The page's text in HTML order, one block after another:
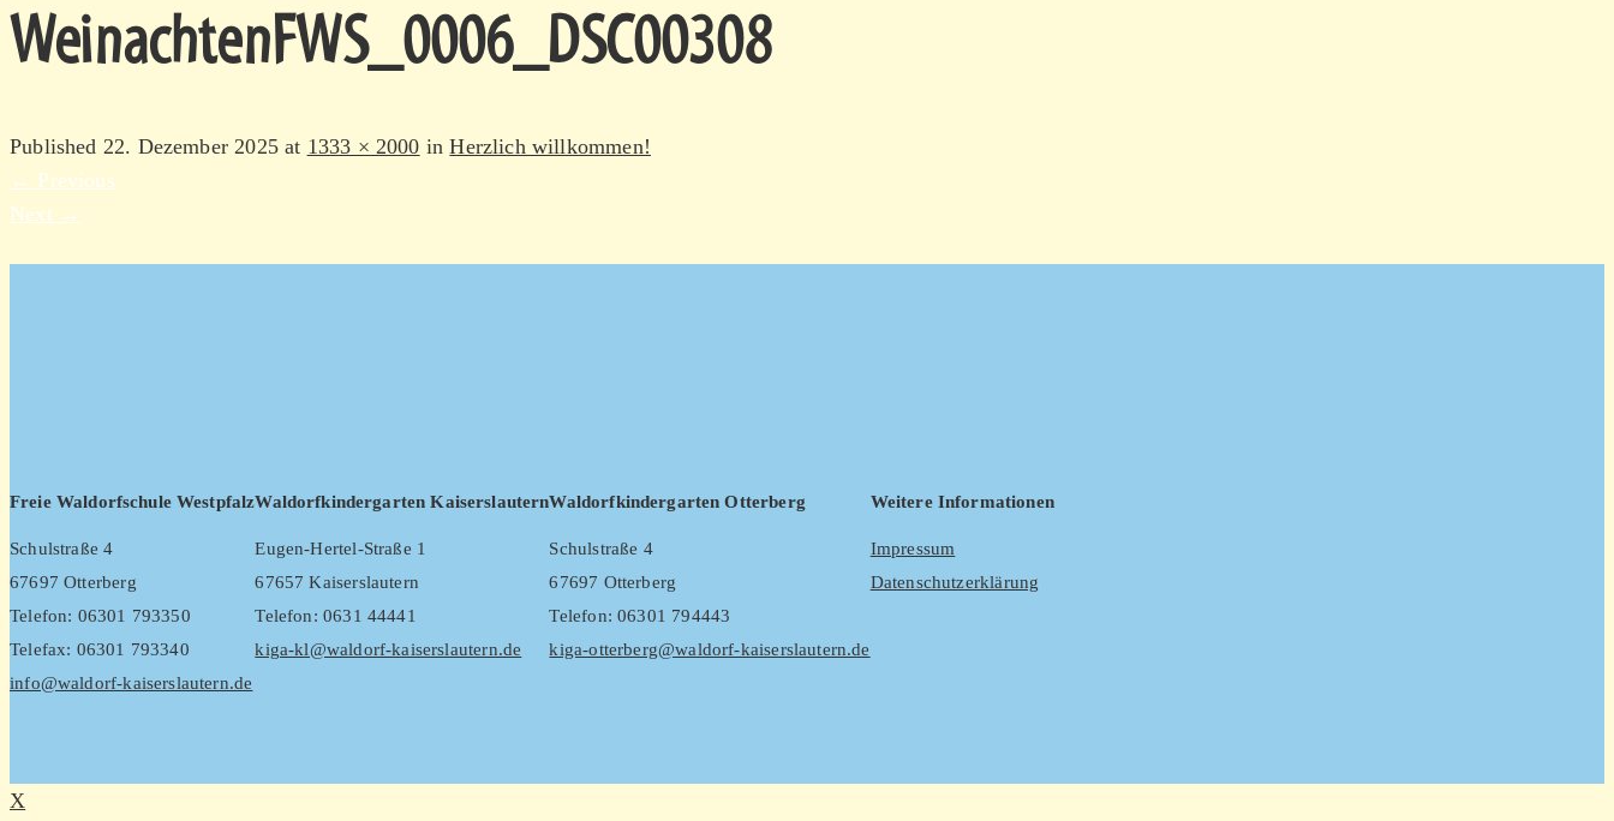
WeinachtenFWS_0006_DSC00308
Published 22. Dezember 2025at 1333 × 2000 inHerzlich willkommen!
← Previous
Next →
Freie Waldorfschule Westpfalz
Schulstraße 4
67697 Otterberg
Telefon: 06301 793350
Telefax: 06301 793340
info@waldorf-kaiserslautern.de
Waldorfkindergarten Kaiserslautern
Eugen-Hertel-Straße 1
67657 Kaiserslautern
Telefon: 0631 44441
kiga-kl@waldorf-kaiserslautern.de
Waldorfkindergarten Otterberg
Schulstraße 4
67697 Otterberg
Telefon: 06301 794443
kiga-otterberg@waldorf-kaiserslautern.de
Weitere Informationen
Impressum
Datenschutzerklärung
X